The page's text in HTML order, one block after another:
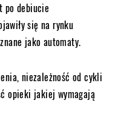
po debiucie
się na rynku
znane jako automaty.
niezależność od cykli
opieki jakiej wymagają